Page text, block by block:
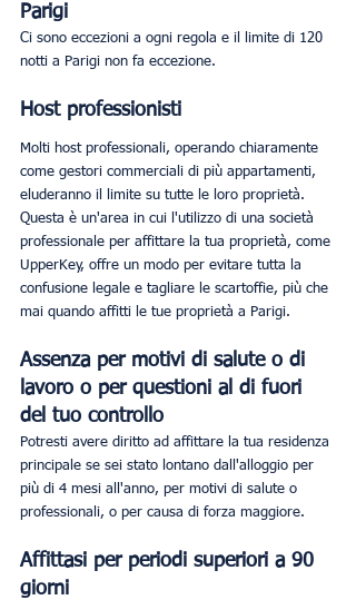
Parigi
Ci sono eccezioni a ogni regola e il limite di 120
notti a Parigi non fa eccezione.
Host professionisti
Molti host professionali, operando chiaramente
come gestori commerciali di più appartamenti,
eluderanno il limite su tutte le loro proprietà.
Questa è un'area in cui l'utilizzo di una società
professionale per affittare la tua proprietà, come
UpperKey, offre un modo per evitare tutta la
confusione legale e tagliare le scartoffie, più che
mai quando affitti le tue proprietà a Parigi.
Assenza per motivi di salute o di
lavoro o per questioni al di fuori
del tuo controllo
Potresti avere diritto ad affittare la tua residenza
principale se sei stato lontano dall'alloggio per
più di 4 mesi all'anno, per motivi di salute o
professionali, o per causa di forza maggiore.
Affittasi per periodi superiori a 90
giorni